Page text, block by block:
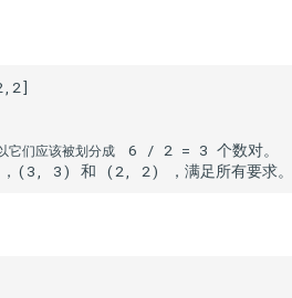
它们应该被划分成
6 / 2 = 3 个数对。